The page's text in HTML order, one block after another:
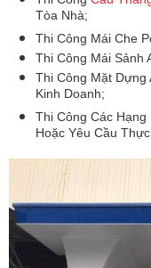
Tòa Nhà;
Thi Công Mái Che
Thi Công Mái Sảnh
Thi Công Mặt Dựng
Kinh Doanh;
Thi Công Các
Hoặc Yêu Cầu